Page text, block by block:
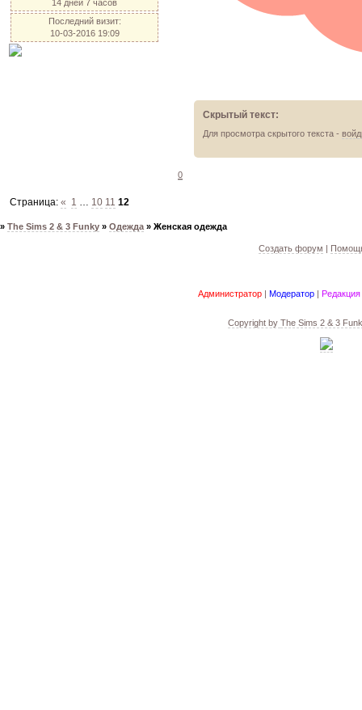
14 дней 7 часов
Последний визит:
10-03-2016 19:09
Скрытый текст:
Для просмотра скрытого текста -
0
Страница:« 1 10 11 12
» The Sims 2 & 3 Funky » Одежда » Женская одежда
Создать форум |
Администратор | Модератор | Редакция
Copyright by The Sims 2 & 3